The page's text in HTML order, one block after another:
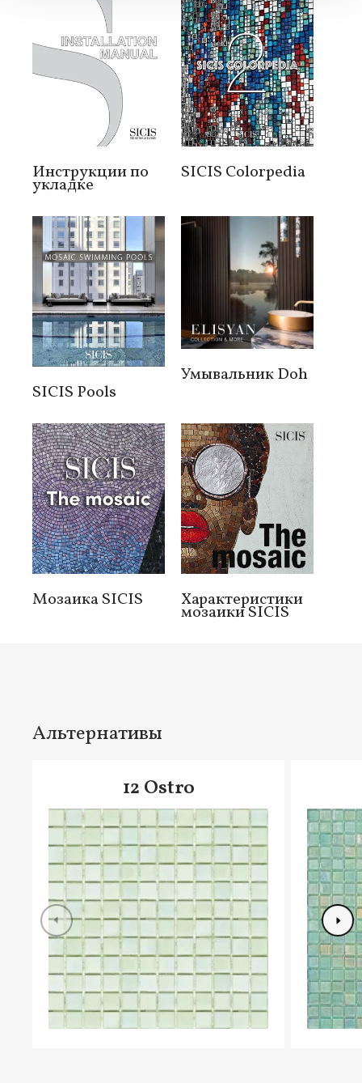
Инструкции по
укладке
SICIS Colorpedia
SICIS Pools
Умывальник Doh
Мозаика SICIS Характеристики
мозаики SICIS
Альтернативы
12 Ostro